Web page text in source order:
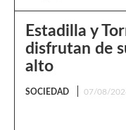
Estadilla y
disfrutan de
alto
SOCIEDAD 07/08/